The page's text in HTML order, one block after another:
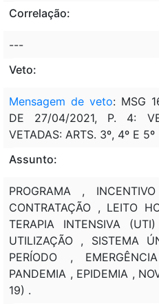
Correlação:
---
Veto:
Mensagem de veto: MSG
DE 27/04/2021, P. 4:
VETADAS: ARTS. 3º, 4º E 5º
Assunto:
PROGRAMA ,
CONTRATAÇÃO , LEITO
TERAPIA INTENSIVA
UTILIZAÇÃO , SISTEMA
PERÍODO ,
PANDEMIA , EPIDEMIA ,
19) .